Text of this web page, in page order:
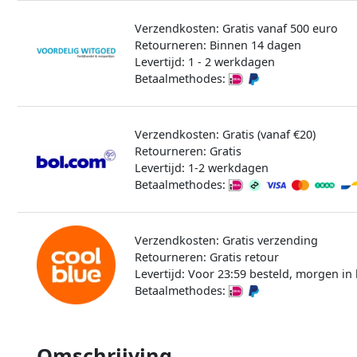
Verzendkosten: Gratis vanaf 500 euro
Retourneren: Binnen 14 dagen
Levertijd: 1 - 2 werkdagen
Betaalmethodes:
Verzendkosten: Gratis (vanaf €20)
Retourneren: Gratis
Levertijd: 1-2 werkdagen
Betaalmethodes:
Verzendkosten: Gratis verzending
Retourneren: Gratis retour
Levertijd: Voor 23:59 besteld, morgen in
Betaalmethodes: